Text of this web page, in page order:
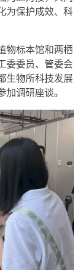
为保护成效、科
物标本馆和两栖
委委员、管委会
生物所科技发展
加调研座谈。